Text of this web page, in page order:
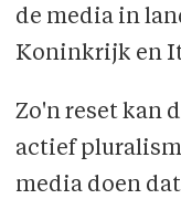
de media in
Koninkrijk en
Zo'n reset kan
actief
media doen